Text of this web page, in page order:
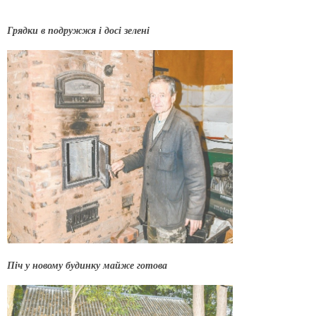
Грядки в подружжя і досі зелені
Піч у новому будинку майже готова